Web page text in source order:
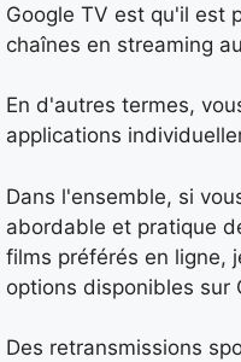
Google TV est qu'il est
chaînes en streaming
En d'autres termes,
applications
Dans l'ensemble, si
abordable et pratique
films préférés en ligne,
options disponibles sur
Des retransmissions